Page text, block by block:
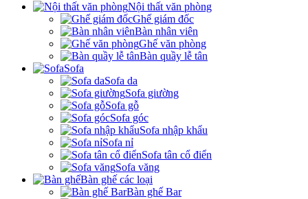
Nội thất văn phòng
Ghế giám đốc
Bàn nhân viên
Ghế văn phòng
Bàn quầy lễ tân
Sofa
Sofa da
Sofa giường
Sofa gỗ
Sofa góc
Sofa nhập khẩu
Sofa nỉ
Sofa tân cổ điển
Sofa văng
Bàn ghế các loại
Bàn ghế Bar